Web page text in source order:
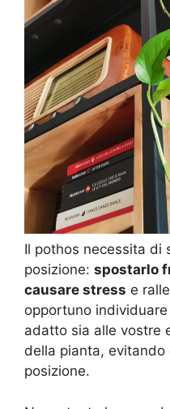
Il pothos necessita di
posizione: spostarlo
causare stress e
opportuno
adatto sia alle vostre
della pianta,
posizione.